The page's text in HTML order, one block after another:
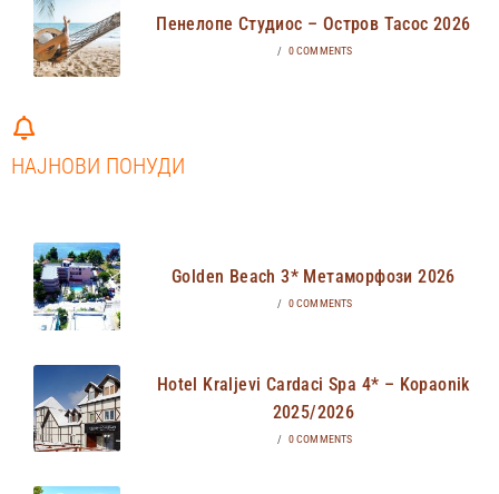
Пенелопе Студиос – Остров Тасос 2026
/ 0 COMMENTS
НАЈНОВИ ПОНУДИ
Golden Beach 3* Метаморфози 2026
/ 0 COMMENTS
Hotel Kraljevi Cardaci Spa 4* – Kopaonik
2025/2026
/ 0 COMMENTS